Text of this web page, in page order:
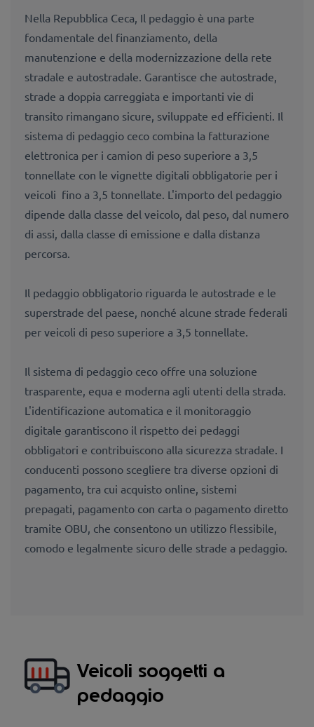
Nella Repubblica Ceca, Il pedaggio è una parte
fondamentale del finanziamento, della
manutenzione e della modernizzazione della rete
stradale e autostradale. Garantisce che autostrade,
strade a doppia carreggiata e importanti vie di
transito rimangano sicure, sviluppate ed efficienti. Il
sistema di pedaggio ceco combina la fatturazione
elettronica per i camion di peso superiore a 3,5
tonnellate con le vignette digitali obbligatorie per i
veicoli fino a 3,5 tonnellate. L'importo del pedaggio
dipende dalla classe del veicolo, dal peso, dal numero
di assi, dalla classe di emissione e dalla distanza
percorsa.
Il pedaggio obbligatorio riguarda le autostrade e le
superstrade del paese, nonché alcune strade federali
per veicoli di peso superiore a 3,5 tonnellate.
Il sistema di pedaggio ceco offre una soluzione
trasparente, equa e moderna agli utenti della strada.
L'identificazione automatica e il monitoraggio
digitale garantiscono il rispetto dei pedaggi
obbligatori e contribuiscono alla sicurezza stradale. I
conducenti possono scegliere tra diverse opzioni di
pagamento, tra cui acquisto online, sistemi
prepagati, pagamento con carta o pagamento diretto
tramite OBU, che consentono un utilizzo flessibile,
comodo e legalmente sicuro delle strade a pedaggio.
Veicoli soggetti a
pedaggio